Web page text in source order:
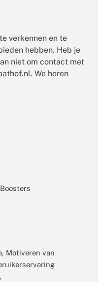
verkennen en te
hebben. Heb je
niet om contact met
. We horen
Motiveren van